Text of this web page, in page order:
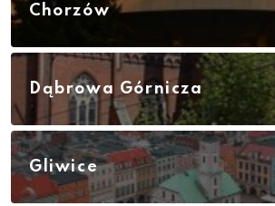
Chorzów
Dąbrowa Górnicza
Gliwice